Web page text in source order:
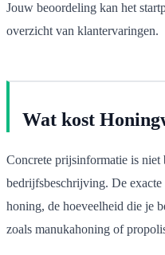
Jouw beoordeling kan het
overzicht van klantervaringen.
Wat kost
Concrete prijsinformatie is niet
bedrijfsbeschrijving. De
honing, de hoeveelheid die je
zoals manukahoning of